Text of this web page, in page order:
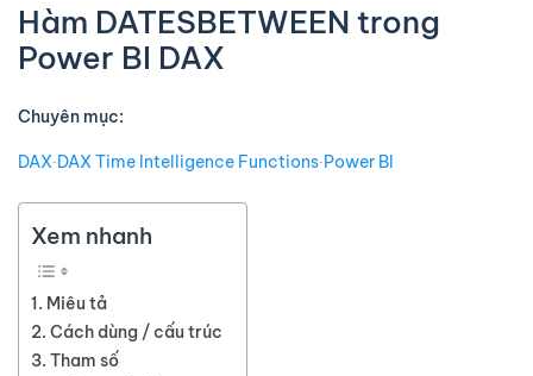
Hàm DATESBETWEEN trong
Power BI DAX
Chuyên mục:
DAX∙DAX Time Intelligence Functions∙Power BI
Xem nhanh
Miêu tả
Cách dùng / cấu trúc
Tham số